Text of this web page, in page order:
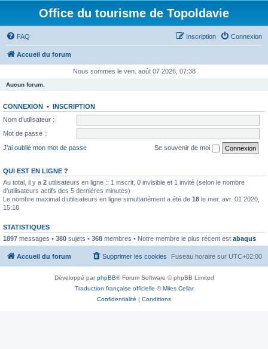
Office du tourisme de Topoldavie
FAQ Connexion
Inscription
Accueil du forum
Nous sommes le ven. août 07 2026, 07:38
Aucun forum.
CONNEXION • INSCRIPTION
Nom d’utilisateur :
Mot de passe :
J’ai oublié mon mot de passe
Se souvenir de moi
QUI EST EN LIGNE ?
Au total, il y a 2 utilisateurs en ligne :: 1 inscrit, 0 invisible et 1 invité (selon le nombre
d’utilisateurs actifs des 5 dernières minutes)
Le nombre maximal d’utilisateurs en ligne simultanément a été de 18 le mer. avr. 01 2020,
15:18
STATISTIQUES
1897 messages • 380 sujets • 368 membres • Notre membre le plus récent est abaqus
Accueil du forum Fuseau horaire sur UTC+02:00
Supprimer les cookies
Développé parphpBB® Forum Software © phpBB Limited
Traduction française officielle ©Miles Cellar
Confidentialité | Conditions